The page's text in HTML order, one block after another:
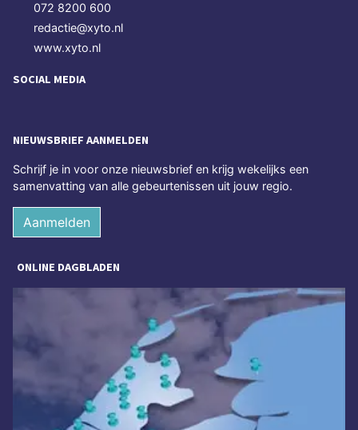
072 8200 600
redactie@xyto.nl
www.xyto.nl
SOCIAL MEDIA
NIEUWSBRIEF AANMELDEN
Schrijf je in voor onze nieuwsbrief en krijg wekelijks een
samenvatting van alle gebeurtenissen uit jouw regio.
Aanmelden
ONLINE DAGBLADEN